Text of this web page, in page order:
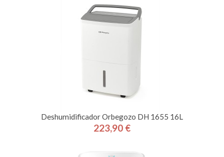
Deshumidificador Orbegozo DH 1655 16L
Precio
223,90 €